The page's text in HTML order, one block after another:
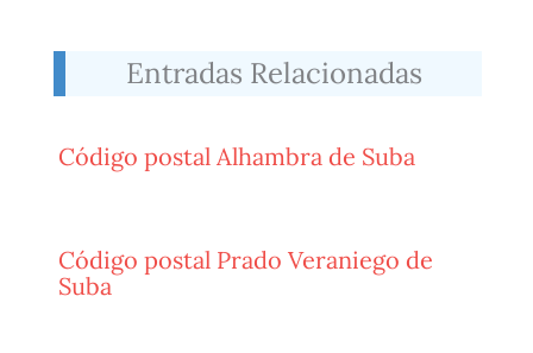
Entradas Relacionadas
Código postal Alhambra de Suba
Código postal Prado Veraniego de
Suba